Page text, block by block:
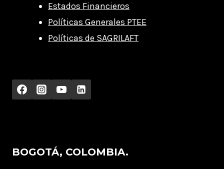
Estados Financieros
Políticas Generales PTEE
Políticas de SAGRILAFT
BOGOTÁ, COLOMBIA.